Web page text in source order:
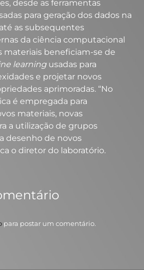
desde as ferramentas
para geração dos dados na
as subsequentes
da ciência computacional
materiais beneficiam-se de
learningusadas para
e projetar novos
aprimoradas. “No
é empregada para
materiais, novas
a utilização de grupos
desenho de novos
o diretor do laboratório.
para postar um comentário.